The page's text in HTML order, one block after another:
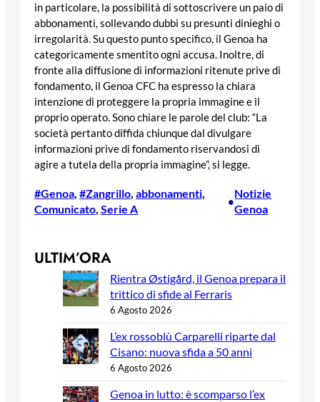
in particolare, la possibilità di sottoscrivere un paio di
abbonamenti, sollevando dubbi su presunti dinieghi o
irregolarità. Su questo punto specifico, il Genoa ha
categoricamente smentito ogni accusa. Inoltre, di
fronte alla diffusione di informazioni ritenute prive di
fondamento, il Genoa CFC ha espresso la chiara
intenzione di proteggere la propria immagine e il
proprio operato. Sono chiare le parole del club: “La
società pertanto diffida chiunque dal divulgare
informazioni prive di fondamento riservandosi di
agire a tutela della propria immagine”, si legge.
#Genoa, #Zangrillo, abbonamenti
Comunicato, Serie A
•
Notizie
Genoa
ULTIM’ORA
Rientra Østigård, il Genoa prepara il
trittico di sfide al Ferraris
6 Agosto 2026
L’ex rossoblù Carparelli riparte dal
Cisano: nuova sfida a 50 anni
6 Agosto 2026
Genoa in lutto: è scomparso l’ex